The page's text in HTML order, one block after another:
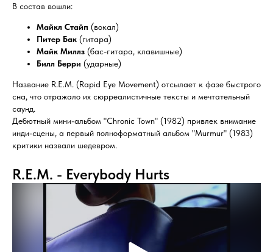
В состав вошли:
Майкл Стайп (вокал)
Питер Бак (гитара)
Майк Миллз (бас-гитара, клавишные)
Билл Берри (ударные)
Название R.E.M. (Rapid Eye Movement) отсылает к фазе быстрого
сна, что отражало их сюрреалистичные тексты и мечтательный
саунд.
Дебютный мини-альбом "Chronic Town" (1982) привлек внимание
инди-сцены, а первый полноформатный альбом "Murmur" (1983)
критики назвали шедевром.
R.E.M. - Everybody Hurts